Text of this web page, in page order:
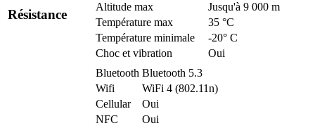
Résistance
Altitude max
Jusqu'à 9 000 m
Température max
35 °C
Température minimale
-20° C
Choc et vibration
Oui
Bluetooth Bluetooth 5.3
Wifi
WiFi 4 (802.11n)
Cellular
Oui
NFC
Oui